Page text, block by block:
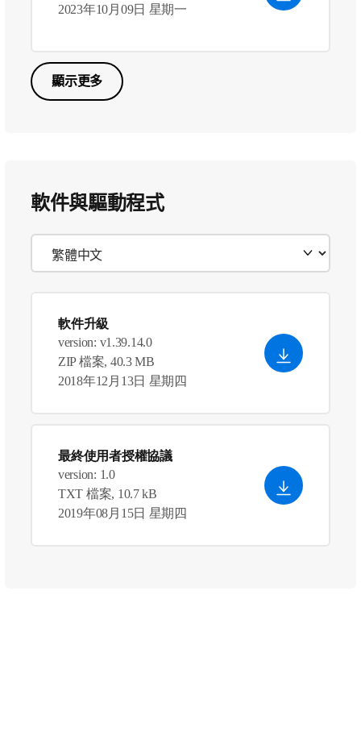
2023年10月09日 星期一
顯示更多
軟件與驅動程式
軟件升級
version: v1.39.14.0
ZIP 檔案, 40.3 MB
2018年12月13日 星期四
最終使用者授權協議
version: 1.0
TXT 檔案, 10.7 kB
2019年08月15日 星期四